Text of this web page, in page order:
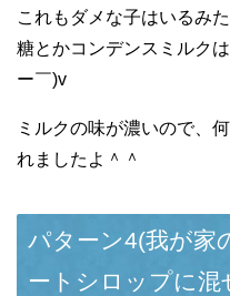
これもダメな子はいるみ
糖とかコンデンスミルク
ー￣)v
ミルクの味が濃いので、
れましたよ＾＾
パターン4(我が家
ートシロップに混